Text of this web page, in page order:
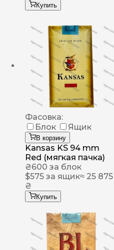
Купить
Фасовка:
Блок
Ящик
В корзину
Kansas KS 94 mm
Red (мягкая пачка)
₴600 за блок
$575 за ящик≈ 25 875
₴
Купить